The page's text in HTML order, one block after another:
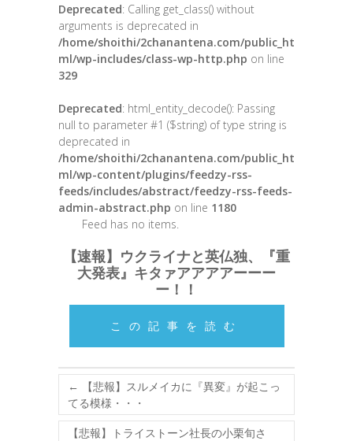
Deprecated: Calling get_class() without
arguments is deprecated in
/home/shoithi/2chanantena.com/public_ht
ml/wp-includes/class-wp-http.php on line
329
Deprecated: html_entity_decode(): Passing
null to parameter #1 ($string) of type string is
deprecated in
/home/shoithi/2chanantena.com/public_ht
ml/wp-content/plugins/feedzy-rss-
feeds/includes/abstract/feedzy-rss-feeds-
admin-abstract.php on line 1180
Feed has no items.
【速報】ウクライナと英仏独、『重
大発表』キタァアアアアーーー
ー！！
この記事を読む
←
【悲報】スルメイカに『異変』が起こっ
てる模様・・・
【悲報】トライストーン社長の小栗旬さ